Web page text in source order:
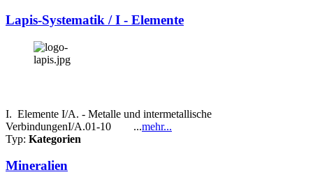
Lapis-Systematik / I - Elemente
I. Elemente I/A. - Metalle und intermetallische
VerbindungenI/A.01-10 ...mehr...
Typ: Kategorien
Mineralien